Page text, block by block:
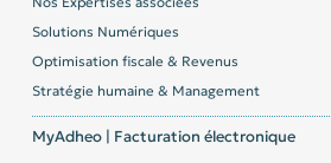
Solutions Numériques
Optimisation fiscale & Revenus
Stratégie humaine & Management
MyAdheo | Facturation électronique